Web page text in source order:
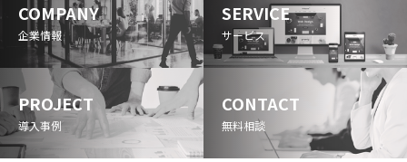
COMPANY
企業情報
SERVICE
サービス
PROJECT
導入事例
CONTACT
無料相談